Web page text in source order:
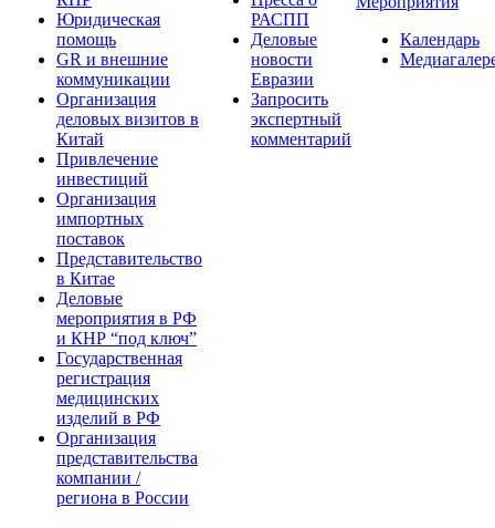
Юридическая
помощь
GR и внешние
коммуникации
Организация
деловых визитов в
Китай
Привлечение
инвестиций
Организация
импортных
поставок
Представительство
в Китае
Деловые
мероприятия в РФ
и КНР “под ключ”
Государственная
регистрация
медицинских
изделий в РФ
Организация
представительства
компании /
региона в России
РАСПП
Деловые
новости
Евразии
Запросить
экспертный
комментарий
Календарь